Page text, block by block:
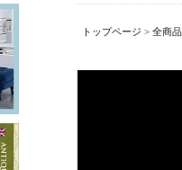
トップページ > 全商品